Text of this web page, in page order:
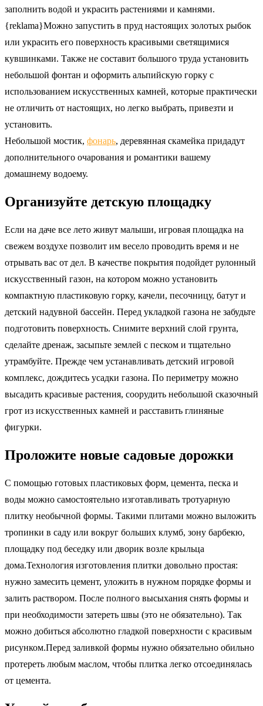
заполнить водой и украсить растениями и камнями.
{reklama}Можно запустить в пруд настоящих золотых рыбок
или украсить его поверхность красивыми светящимися
кувшинками. Также не составит большого труда установить
небольшой фонтан и оформить альпийскую горку с
использованием искусственных камней, которые практически
не отличить от настоящих, но легко выбрать, привезти и
установить.
Небольшой мостик, фонарь, деревянная скамейка придадут
дополнительного очарования и романтики вашему
домашнему водоему.
Организуйте детскую площадку
Если на даче все лето живут малыши, игровая площадка на
свежем воздухе позволит им весело проводить время и не
отрывать вас от дел. В качестве покрытия подойдет рулонный
искусственный газон, на котором можно установить
компактную пластиковую горку, качели, песочницу, батут и
детский надувной бассейн. Перед укладкой газона не забудьте
подготовить поверхность. Снимите верхний слой грунта,
сделайте дренаж, засыпьте землей с песком и тщательно
утрамбуйте. Прежде чем устанавливать детский игровой
комплекс, дождитесь усадки газона. По периметру можно
высадить красивые растения, соорудить небольшой сказочный
грот из искусственных камней и расставить глиняные
фигурки.
Проложите новые садовые дорожки
С помощью готовых пластиковых форм, цемента, песка и
воды можно самостоятельно изготавливать тротуарную
плитку необычной формы. Такими плитами можно выложить
тропинки в саду или вокруг больших клумб, зону барбекю,
площадку под беседку или дворик возле крыльца
дома.Технология изготовления плитки довольно простая:
нужно замесить цемент, уложить в нужном порядке формы и
залить раствором. После полного высыхания снять формы и
при необходимости затереть швы (это не обязательно). Так
можно добиться абсолютно гладкой поверхности с красивым
рисунком.Перед заливкой формы нужно обязательно обильно
протереть любым маслом, чтобы плитка легко отсоединялась
от цемента.